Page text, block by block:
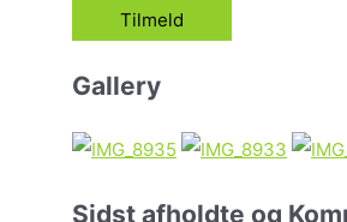
Gallery
Sidst afholdte og